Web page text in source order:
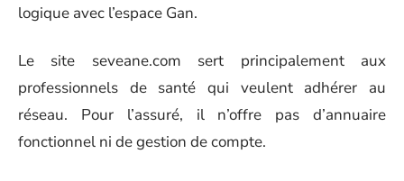
logique avec l’espace Gan.
Le site seveane.com sert principalement aux
professionnels de santé qui veulent adhérer au
réseau. Pour l’assuré, il n’offre pas d’annuaire
fonctionnel ni de gestion de compte.